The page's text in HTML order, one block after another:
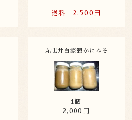
送料 2,500円
丸世井自家製かにみそ
1個
2,000円